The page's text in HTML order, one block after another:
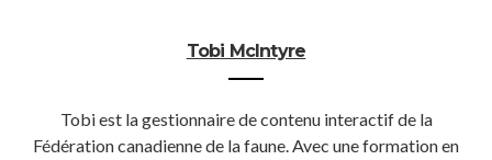
Tobi McIntyre
Tobi est la gestionnaire de contenu interactif de la
Fédération canadienne de la faune. Avec une formation en